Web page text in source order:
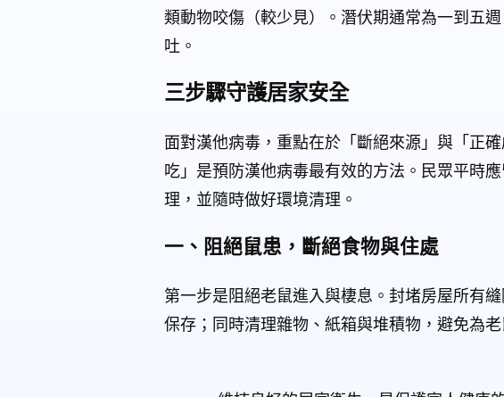
類動物咬傷（較少見）。潛伏期通常為一到五
吐。
三步驟守護居家安全
面對漢他病毒，重點在於「斷絕來源」與「正
吃」是預防漢他病毒最有效的方法。民眾平時
理，並隨時做好環境清理。
一、阻絕鼠患，斷絕食物與住處
第一步是阻絕老鼠進入與棲息。封堵房屋所有
保存；同時清理雜物、紙箱與堆積物，避免為老